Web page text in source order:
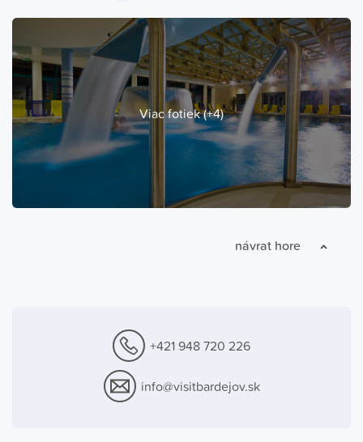
Viac fotiek (+4)
návrat hore
+421 948 720 226
info@visitbardejov.sk